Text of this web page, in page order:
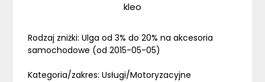
kleo
Rodzaj zniżki: Ulga od 3% do 20% na akcesoria
samochodowe (od 2015-05-05)
Kategoria/zakres: Usługi/Motoryzacyjne